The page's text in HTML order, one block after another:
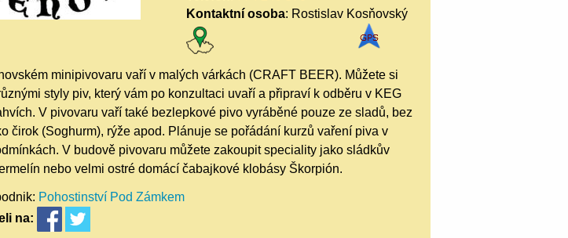
Kontaktní osoba: Rostislav Kosňovský
minipivovaru vaří v malých várkách (CRAFT BEER). Můžete si
styly piv, který vám po konzultaci uvaří a připraví k odběru v KEG
V pivovaru vaří také bezlepkové pivo vyráběné pouze ze sladů, bez
čirok (Soghurm), rýže apod. Plánuje se pořádání kurzů vaření piva v
V budově pivovaru můžete zakoupit speciality jako sládkův
nebo velmi ostré domácí čabajkové klobásy Škorpión.
Pohostinství Pod Zámkem
na: